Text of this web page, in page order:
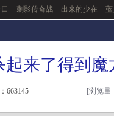
刺影传奇战 出来的少在
起来了得到
663145 [浏览量